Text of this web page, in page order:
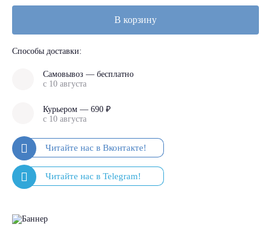
В корзину
Способы доставки:
Самовывоз — бесплатно
с 10 августа
Курьером — 690 ₽
с 10 августа